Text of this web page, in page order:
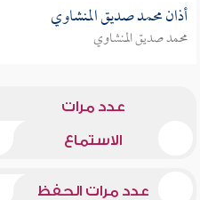
أذان محمد صديق المنشاوي
محمد صديق المنشاوي
عدد مرات
الاستماع
عدد مرات الحفظ